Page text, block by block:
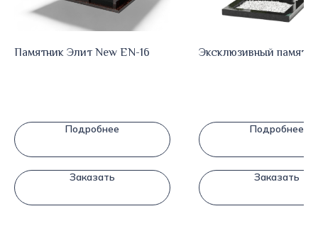
Памятник Элит New EN-16
Подробнее
Заказать
Эксклюзивный
Подробнее
Заказать